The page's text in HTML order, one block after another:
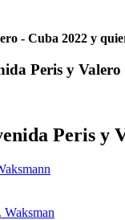
- Cuba 2022 y
Peris y Valero
Peris y
Waksman